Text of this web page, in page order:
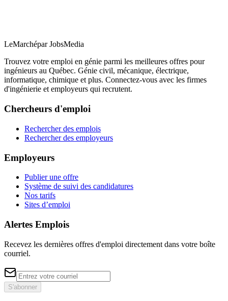
LeMarchépar JobsMedia
Trouvez votre emploi en génie parmi les meilleures offres pour
ingénieurs au Québec. Génie civil, mécanique, électrique,
informatique, chimique et plus. Connectez-vous avec les firmes
d'ingénierie et employeurs qui recrutent.
Chercheurs d'emploi
Rechercher des emplois
Rechercher des employeurs
Employeurs
Publier une offre
Système de suivi des candidatures
Nos tarifs
Sites d’emploi
Alertes Emplois
Recevez les dernières offres d'emploi directement dans votre boîte
courriel.
S'abonner